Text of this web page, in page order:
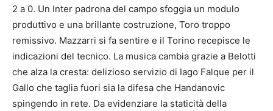
2 a 0. Un Inter padrona del campo sfoggia un modulo
produttivo e una brillante costruzione, Toro troppo
remissivo. Mazzarri si fa sentire e il Torino recepisce le
indicazioni del tecnico. La musica cambia grazie a Belotti
che alza la cresta: delizioso servizio di Iago Falque per il
Gallo che taglia fuori sia la difesa che Handanovic
spingendo in rete. Da evidenziare la staticità della